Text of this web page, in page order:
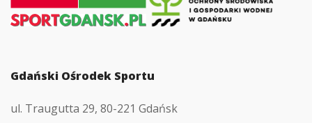
strony
głównej
Gdański Ośrodek Sportu
ul. Traugutta 29, 80-221 Gdańsk